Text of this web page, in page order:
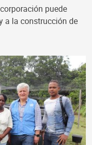
puede
a la construcción de